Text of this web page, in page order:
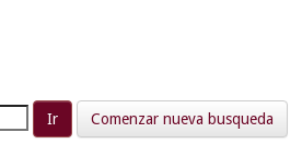
Comenzar nueva busqueda